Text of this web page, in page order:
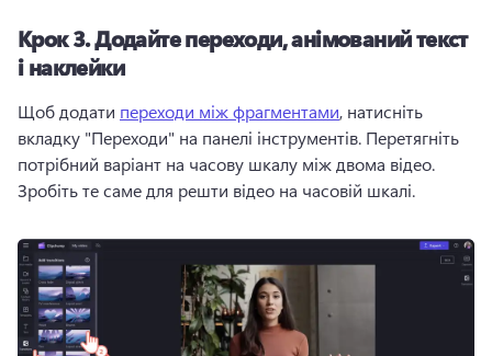
Крок 3.Додайте переходи, анімований текст
і наклейки
Щоб додати переходи між фрагментами, натисніть
вкладку "Переходи" на панелі інструментів. Перетягніть
Зробіть те саме для решти відео на часовій шкалі.